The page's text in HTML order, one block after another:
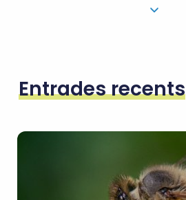
Entrades recents